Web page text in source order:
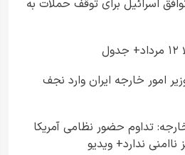
اسرائیل برای توقف حملات به
امور خارجه ایران وارد نجف
تداوم حضور نظامی آمریکا
ندارد+ ویدیو